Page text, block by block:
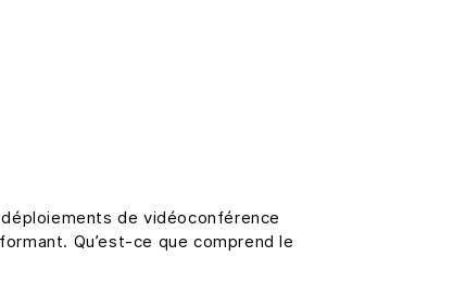
de vidéoconférence
Qu’est-ce que comprend le